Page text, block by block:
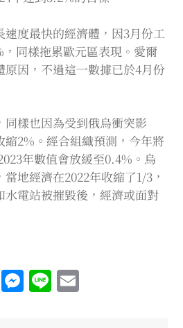
度最快的經濟體，因3月份工
同樣拖累歐元區表現。愛爾
原因，不過這一數據已於4月份
樣也因為受到俄烏衝突影
縮2%。經合組織預測，今年將
年數值會放緩至0.4%。烏
地經濟在2022年收縮了1/3，
水電站被摧毀後，經濟或面對
WhatsApp
Messenger
Line